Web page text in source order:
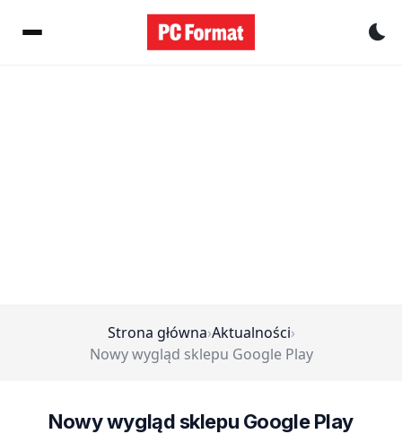
Strona główna›Aktualności›
Nowy wygląd sklepu Google Play
Nowy wygląd sklepu Google Play